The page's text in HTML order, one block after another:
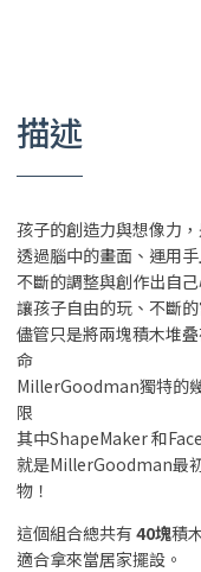
描述
孩子的創造力與想像力
透過腦中的畫面、運用
不斷的調整與創作出自
讓孩子自由的玩、不斷
儘管只是將兩塊積木堆
命
MillerGoodman獨特的
限
其中ShapeMaker 和
就是MillerGoodman最
物！
這個組合總共有40塊積
適合拿來當居家擺設。